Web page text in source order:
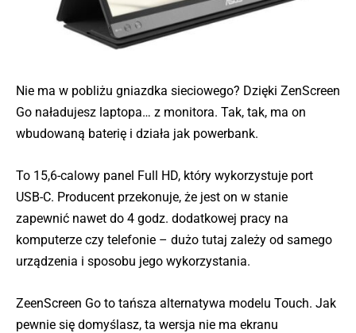
Nie ma w pobliżu gniazdka sieciowego? Dzięki ZenScreen
Go naładujesz laptopa… z monitora. Tak, tak, ma on
wbudowaną baterię i działa jak powerbank.
To 15,6-calowy panel Full HD, który wykorzystuje port
USB-C. Producent przekonuje, że jest on w stanie
zapewnić nawet do 4 godz. dodatkowej pracy na
komputerze czy telefonie – dużo tutaj zależy od samego
urządzenia i sposobu jego wykorzystania.
ZeenScreen Go to tańsza alternatywa modelu Touch. Jak
pewnie się domyślasz, ta wersja nie ma ekranu